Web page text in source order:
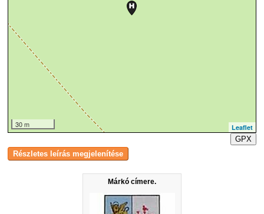
Márkó címere.
30 m
Leaflet
GPX